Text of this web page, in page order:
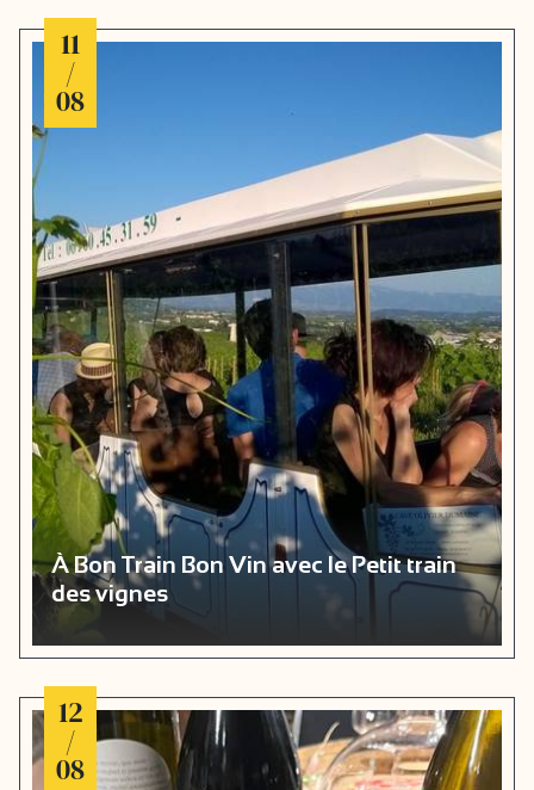
11
/
08
À Bon Train Bon Vin avec le Petit train
des vignes
12
/
08